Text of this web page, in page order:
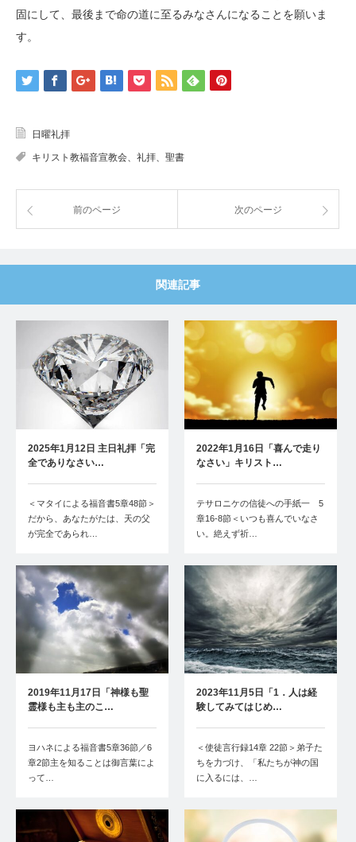
固にして、最後まで命の道に至るみなさんになることを願いま
す。
日曜礼拝
キリスト教福音宣教会、礼拝、聖書
前のページ 次のページ
関連記事
2025年1月12日 主日礼拝「完
全でありなさい…
＜マタイによる福音書5章48節＞
だから、あなたがたは、天の父
が完全であられ…
2022年1月16日「喜んで走り
なさい」キリスト…
テサロニケの信徒への手紙一 5
章16-8節＜いつも喜んでいなさ
い。絶えず祈…
2019年11月17日「神様も聖
霊様も主も主のこ…
ヨハネによる福音書5章36節／6
章2節主を知ることは御言葉によ
って…
2023年11月5日「1．人は経
験してみてはじめ…
＜使徒言行録14章 22節＞弟子た
ちを力づけ、「私たちが神の国
に入るには、…